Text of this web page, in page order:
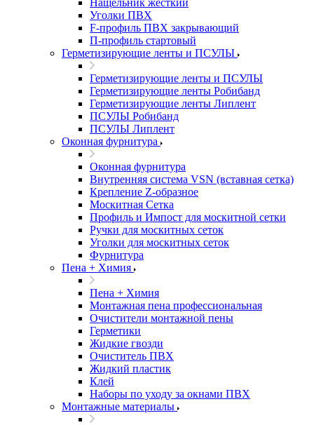
Нащельник жесткий
Уголки ПВХ
F-профиль ПВХ закрывающий
П-профиль стартовый
Герметизирующие ленты и ПСУЛЫ
Герметизирующие ленты и ПСУЛЫ
Герметизирующие ленты Робибанд
Герметизирующие ленты Липлент
ПСУЛЫ Робибанд
ПСУЛЫ Липлент
Оконная фурнитура
Оконная фурнитура
Внутренняя система VSN (вставная сетка)
Крепление Z-образное
Москитная Сетка
Профиль и Импост для москитной сетки
Ручки для москитных сеток
Уголки для москитных сеток
Фурнитура
Пена + Химия
Пена + Химия
Монтажная пена профессиональная
Очистители монтажной пены
Герметики
Жидкие гвозди
Очиститель ПВХ
Жидкий пластик
Клей
Наборы по уходу за окнами ПВХ
Монтажные материалы